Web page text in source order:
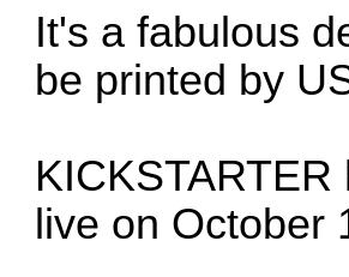
It's a fabulous
be printed by
live on October